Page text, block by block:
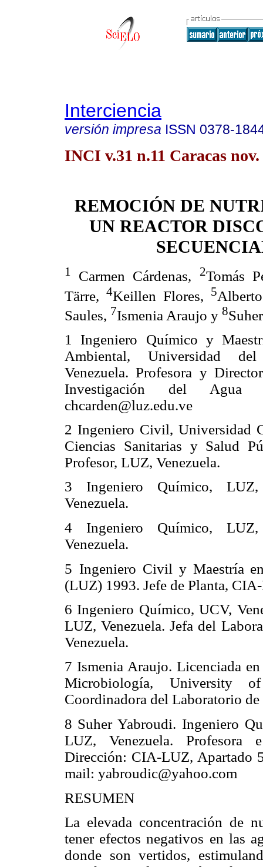
Interciencia
versión impresa ISSN 0378-
INCI v.31 n.11 Caracas nov.
REMOCIÓN DE
UN REACTOR
1 Carmen Cárdenas, 2Tomás
Tärre, 4Keillen Flores, 5
Saules, 7Ismenia Araujo y 8
1 Ingeniero Químico y
Ambiental, Universidad
Venezuela. Profesora y
Investigación del Agua
chcarden@luz.edu.ve
2 Ingeniero Civil, Universidad
Ciencias Sanitarias y Salud
Profesor, LUZ, Venezuela.
3 Ingeniero Químico, LUZ,
Venezuela.
4 Ingeniero Químico, LUZ,
Venezuela.
5 Ingeniero Civil y Maestría
(LUZ) 1993. Jefe de Planta,
6 Ingeniero Químico, UCV,
LUZ, Venezuela. Jefa del
Venezuela.
7 Ismenia Araujo. Licenciada
Microbiología, University
Coordinadora del Laboratorio
8 Suher Yabroudi. Ingeniero
LUZ, Venezuela. Profesora
Dirección: CIA-LUZ, Apartado
mail: yabroudic@yahoo.com
RESUMEN
La elevada concentración de
tener efectos negativos en las
donde son vertidos,